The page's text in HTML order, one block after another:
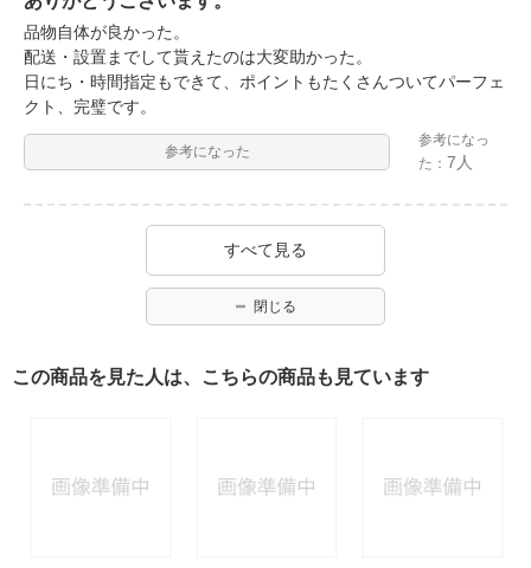
品物自体が良かった。
配送・設置までして貰えたのは大変助かった。
日にち・時間指定もできて、ポイントもたくさんついてパーフェ
クト、完璧です。
参考になった
参考になっ
た：7人
すべて見る
閉じる
この商品を見た人は、こちらの商品も見ています